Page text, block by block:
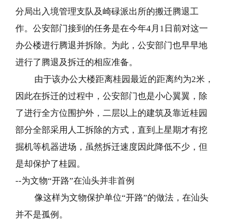
分局出入境管理支队及崎碌派出所的搬迁腾退工
作。公安部门接到的任务是在今年4月1日前对这一
办公楼进行腾退并拆除。为此，公安部门也早早地
进行了腾退及拆迁的相应准备。
由于该办公大楼距离桂园最近的距离约为2米，
因此在拆迁的过程中，公安部门也是小心翼翼，除
了进行全方位围护外，二层以上的建筑及靠近桂园
部分全部采用人工拆除的方式，直到上星期才有挖
掘机等机器进场，虽然拆迁速度因此降低不少，但
是却保护了桂园。
--为文物“开路”在汕头并非首例
像这样为文物保护单位“开路”的做法，在汕头
并不是孤例。